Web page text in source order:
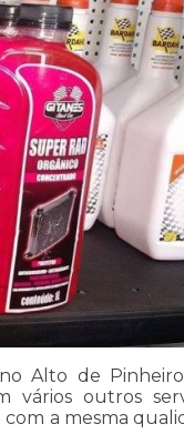
Alto de
vários outros
a mesma